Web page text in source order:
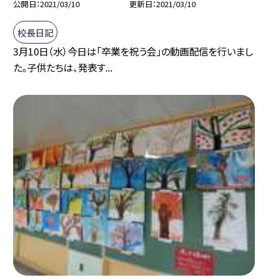
公開日 2021/03/10 更新日 2021/03/10
校長日記
3月10日（水）今日は「卒業を祝う会」の動画配信を行いまし
た。子供たちは、発表す...